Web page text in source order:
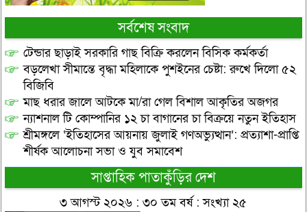
সর্বশেষ সংবাদ
টেন্ডার ছাড়াই সরকারি গাছ বিক্রি করলেন বিসিক কর্মকর্তা
বড়লেখা সীমান্তে বৃদ্ধা মহিলাকে পুশইনের চেষ্টা: রুখে দিলো ৫২
বিজিবি
মাছ ধরার জালে আটকে মা/রা গেল বিশাল আকৃতির অজগর
ন্যাশনাল টি কোম্পানির ১২ চা বাগানের চা বিক্রয়ে নতুন ইতিহাস
শ্রীমঙ্গলে ‘ইতিহাসের আয়নায় জুলাই গণঅভ্যুত্থান’: প্রত্যাশা-প্রাপ্তি
শীর্ষক আলোচনা সভা ও যুব সমাবেশ
সাপ্তাহিক পাতাকুঁড়ির দেশ
৩ আগস্ট ২০২৬ : ৩০ তম বর্ষ : সংখ্যা ২৫